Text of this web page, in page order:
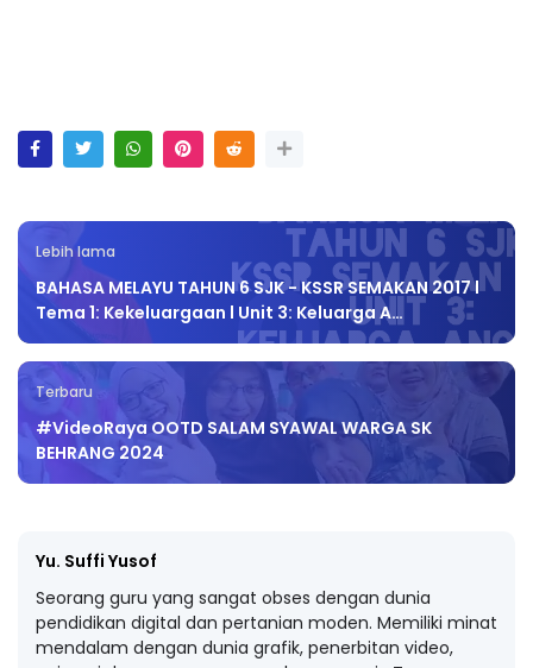
Lebih lama
BAHASA MELAYU TAHUN 6 SJK - KSSR SEMAKAN 2017 l
Tema 1: Kekeluargaan l Unit 3: Keluarga A…
Terbaru
#VideoRaya OOTD SALAM SYAWAL WARGA SK
BEHRANG 2024
Yu. Suffi Yusof
Seorang guru yang sangat obses dengan dunia
pendidikan digital dan pertanian moden. Memiliki minat
mendalam dengan dunia grafik, penerbitan video,